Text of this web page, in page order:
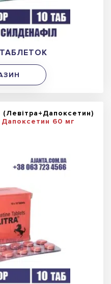
(Левітра+Дапоксетин)
60 мг